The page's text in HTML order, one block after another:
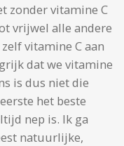
zonder vitamine C
vrijwel alle andere
vitamine C aan
dat we vitamine
is dus niet die
het beste
nep is. Ik ga
natuurlijke,